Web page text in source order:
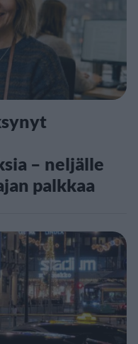
– neljälle
palkkaa